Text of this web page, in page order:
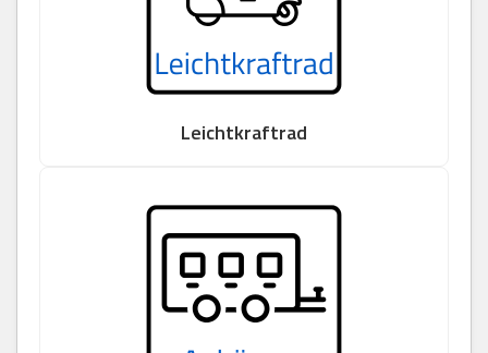
Leichtkraftrad